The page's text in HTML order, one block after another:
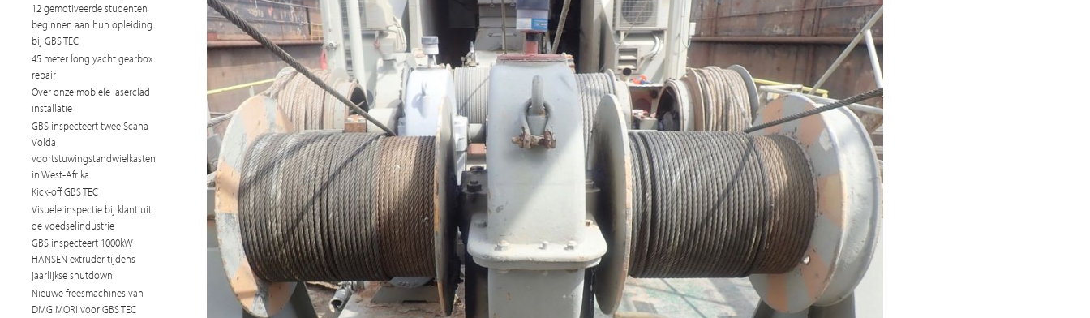
12 gemotiveerde studenten
beginnen aan hun opleiding
bij GBS TEC
45 meter long yacht gearbox
repair
Over onze mobiele laserclad
installatie
GBS inspecteert twee Scana
Volda
voortstuwingstandwielkasten
in West-Afrika
Kick-off GBS TEC
Visuele inspectie bij klant uit
de voedselindustrie
GBS inspecteert 1000kW
HANSEN extruder tijdens
jaarlijkse shutdown
Nieuwe freesmachines van
DMG MORI voor GBS TEC